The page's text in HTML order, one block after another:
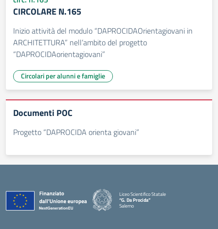
CIRCOLARE N.165
Inizio attività del modulo “DAPROCIDAOrientagiovani in
ARCHITETTURA” nell’ambito del progetto
“DAPROCIDAorientagiovani”
Circolari per alunni e famiglie
Documenti POC
Progetto “DAPROCIDA orienta giovani”
Liceo Scientifico Statale
“G. Da Procida”
Salerno